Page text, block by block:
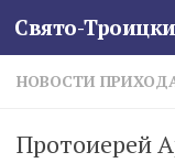
Skip to content
НОВОСТИ
Протоиерей